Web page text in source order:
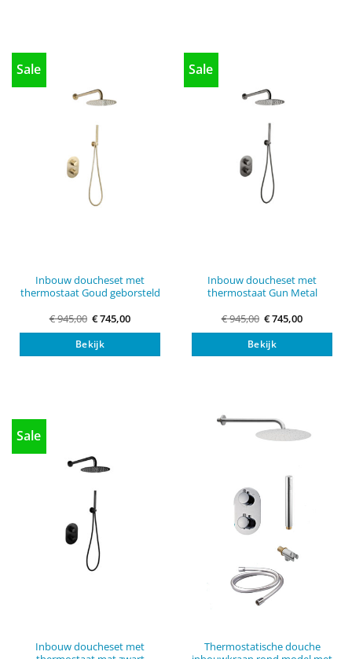
Sale
Inbouw doucheset met
thermostaat Goud geborsteld
€945,00 Oorspronkelijke
was:
€ 945,00.
€745,00Huidige
is:
Bekijk
Sale
Inbouw doucheset met
thermostaat Gun Metal
€945,00 Oorspronkelijke
was:
€ 945,00.
€745,00Huidige
is:
Bekijk
Sale
Inbouw doucheset met
Thermostatische douche